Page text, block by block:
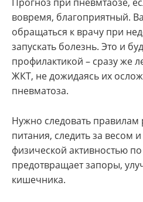
вовремя, благоприятный.
обращаться к врачу при
запускать болезнь. Это и
профилактикой – сразу же
ЖКТ, не дожидаясь их
пневматоза.
Нужно следовать правилам
питания, следить за весом
физической активностью
предотвращает запоры,
кишечника.